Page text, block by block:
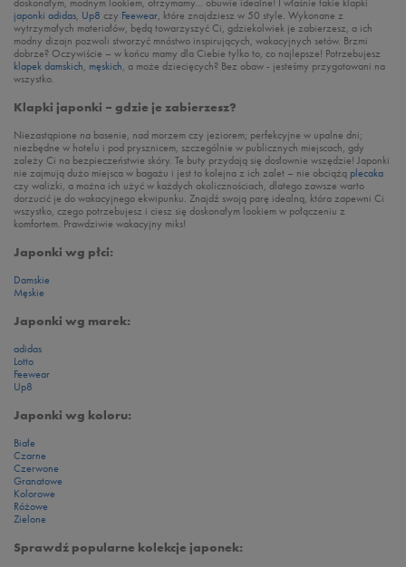
japonki adidas, Up8 czy Feewear, które znajdziesz w 50 style. Wykonane z
wytrzymałych materiałów, będą towarzyszyć Ci, gdziekolwiek je zabierzesz, a ich
modny dizajn pozwoli stworzyć mnóstwo inspirujących, wakacyjnych setów. Brzmi
dobrze? Oczywiście – w końcu mamy dla Ciebie tylko to, co najlepsze! Potrzebujesz
klapek damskich, męskich, a może dziecięcych? Bez obaw - jesteśmy przygotowani na
wszystko.
Klapki japonki – gdzie je zabierzesz?
Niezastąpione na basenie, nad morzem czy jeziorem; perfekcyjne w upalne dni;
niezbędne w hotelu i pod prysznicem, szczególnie w publicznych miejscach, gdy
zależy Ci na bezpieczeństwie skóry. Te buty przydają się dosłownie wszędzie! Japonki
nie zajmują dużo miejsca w bagażu i jest to kolejna z ich zalet – nie obciążą plecaka
czy walizki, a można ich użyć w każdych okolicznościach, dlatego zawsze warto
dorzucić je do wakacyjnego ekwipunku. Znajdź swoją parę idealną, która zapewni Ci
wszystko, czego potrzebujesz i ciesz się doskonałym lookiem w połączeniu z
komfortem. Prawdziwie wakacyjny miks!
Japonki wg płci:
Damskie
Męskie
Japonki wg marek:
adidas
Lotto
Feewear
Up8
Japonki wg koloru:
Białe
Czarne
Czerwone
Granatowe
Kolorowe
Różowe
Zielone
Sprawdź popularne kolekcje japonek: